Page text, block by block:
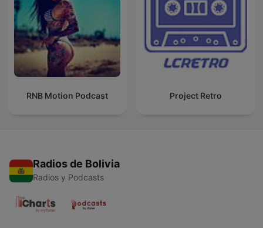
RNB Motion Podcast Project Retro
Radios de Bolivia
Radios y Podcasts